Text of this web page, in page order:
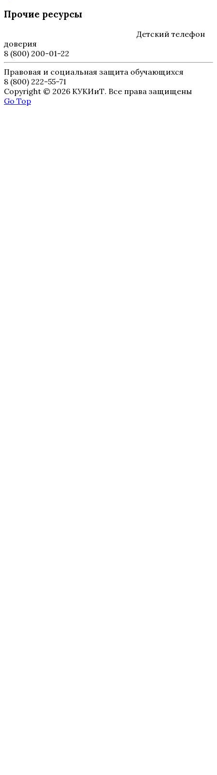
Прочие ресурсы
Детский телефон
доверия
8 (800) 200-01-22
Правовая и социальная защита обучающихся
8 (800) 222-55-71
Copyright © 2026 КУКИиТ. Все права защищены
Go Top